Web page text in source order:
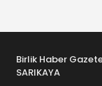
Birlik Haber
SARIKAYA